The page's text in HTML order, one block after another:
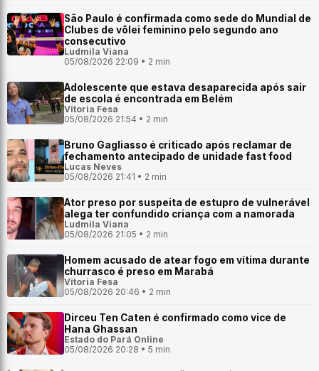
São Paulo é confirmada como sede do Mundial de
Clubes de vôlei feminino pelo segundo ano
consecutivo
Ludmila Viana
05/08/2026 22:09 • 2 min
Adolescente que estava desaparecida após sair
de escola é encontrada em Belém
Vitoria Fesa
05/08/2026 21:54 • 2 min
Bruno Gagliasso é criticado após reclamar de
fechamento antecipado de unidade fast food
Lucas Neves
05/08/2026 21:41 • 2 min
Ator preso por suspeita de estupro de vulnerável
alega ter confundido criança com a namorada
Ludmila Viana
05/08/2026 21:05 • 2 min
Homem acusado de atear fogo em vítima durante
churrasco é preso em Marabá
Vitoria Fesa
05/08/2026 20:46 • 2 min
Dirceu Ten Caten é confirmado como vice de
Hana Ghassan
Estado do Pará Online
05/08/2026 20:28 • 5 min